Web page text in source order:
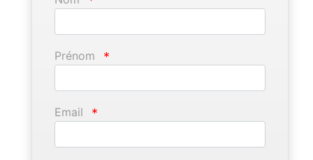
Prénom *
Email *